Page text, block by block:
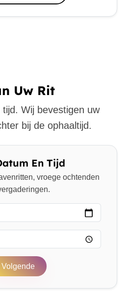
Uw Rit
Wij bevestigen uw
bij de ophaaltijd.
En Tijd
vroege ochtenden
Volgende